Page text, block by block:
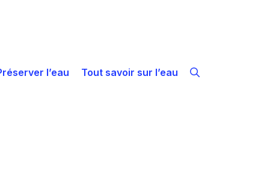
l’eau Tout savoir sur l’eau